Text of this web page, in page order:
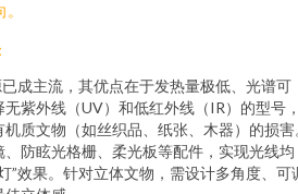
成主流，其优点在于发热量极低、光谱可
紫外线（UV）和低红外线（IR）的型号
机质文物（如丝织品、纸张、木器）的损害
防眩光格栅、柔光板等配件，实现光线均
”效果。针对立体文物，需设计多角度、可